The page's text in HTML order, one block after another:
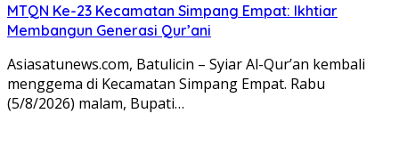
MTQN Ke-23 Kecamatan Simpang Empat: Ikhtiar
Membangun Generasi Qur’ani
Asiasatunews.com, Batulicin – Syiar Al-Qur’an kembali
menggema di Kecamatan Simpang Empat. Rabu
(5/8/2026) malam, Bupati…